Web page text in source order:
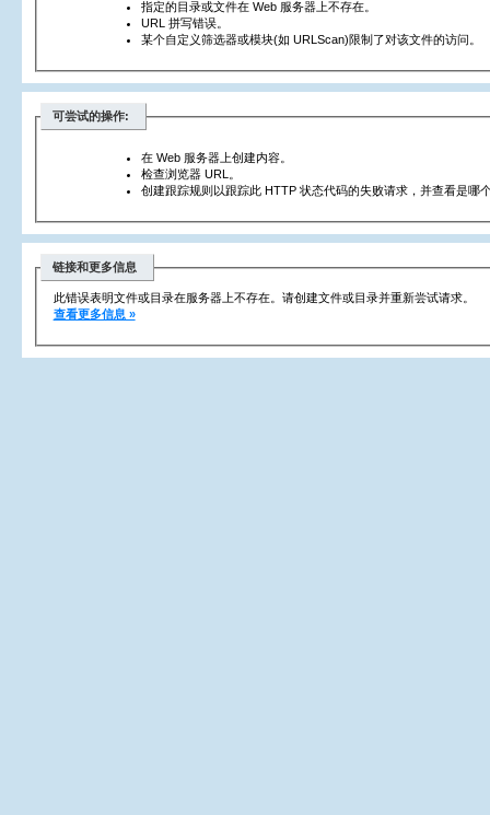
指定的目录或文件在 Web 服务器上不存在。
URL 拼写错误。
某个自定义筛选器或模块(如 URLScan)限制了对该文件的访问。
可尝试的操作:
在 Web 服务器上创建内容。
检查浏览器 URL。
创建跟踪规则以跟踪此 HTTP 状态代码的失败请求，并查看是哪
链接和更多信息
此错误表明文件或目录在服务器上不存在。请创建文件或目录并重新尝试请求。
查看更多信息 »